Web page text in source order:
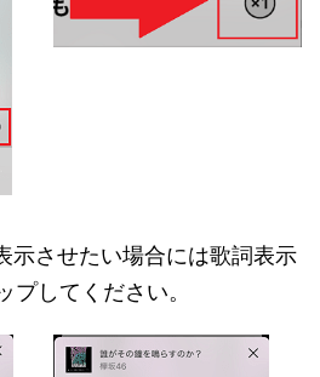
示させたい場合には歌詞表示
プしてください。